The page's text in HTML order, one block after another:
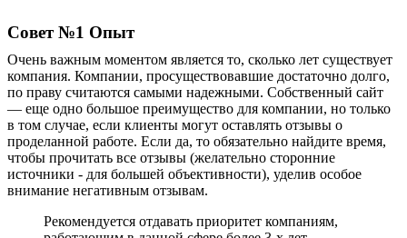
Совет №1 Опыт
Очень важным моментом является то, сколько лет существует
компания. Компании, просуществовавшие достаточно долго,
по праву считаются самыми надежными. Собственный сайт
— еще одно большое преимущество для компании, но только
в том случае, если клиенты могут оставлять отзывы о
проделанной работе. Если да, то обязательно найдите время,
чтобы прочитать все отзывы (желательно сторонние
источники - для большей объективности), уделив особое
внимание негативным отзывам.
Рекомендуется отдавать приоритет компаниям,